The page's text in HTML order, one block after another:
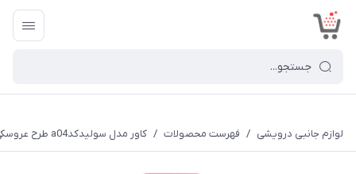
لوازم جانبی درویشی / فهرست محصولات / کاور مدل سولیدکدa04 طرح عروسکی برجسته مناسب برای گوشی موبایل سامسونگ Galaxy A23